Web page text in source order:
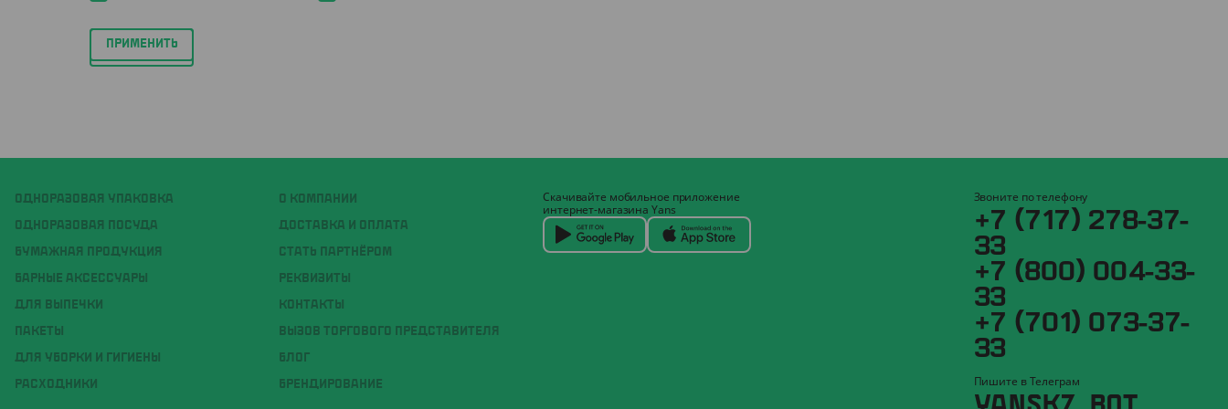
ПРИМЕНИТЬ
ОДНОРАЗОВАЯ УПАКОВКА
ОДНОРАЗОВАЯ ПОСУДА
БУМАЖНАЯ ПРОДУКЦИЯ
БАРНЫЕ АКСЕССУАРЫ
ДЛЯ ВЫПЕЧКИ
ПАКЕТЫ
ДЛЯ УБОРКИ И ГИГИЕНЫ
РАСХОДНИКИ
О КОМПАНИИ
ДОСТАВКА И ОПЛАТА
СТАТЬ ПАРТНЁРОМ
РЕКВИЗИТЫ
КОНТАКТЫ
ВЫЗОВ ТОРГОВОГО ПРЕДСТАВИТЕЛЯ
БЛОГ
БРЕНДИРОВАНИЕ
Скачивайте мобильное приложение
интернет-магазина Yans
Звоните по телефону
+7 (717) 278-37-
33
+7 (800) 004-33-
33
+7 (701) 073-37-
33
Пишите в Телеграм
YANSKZ_BOT